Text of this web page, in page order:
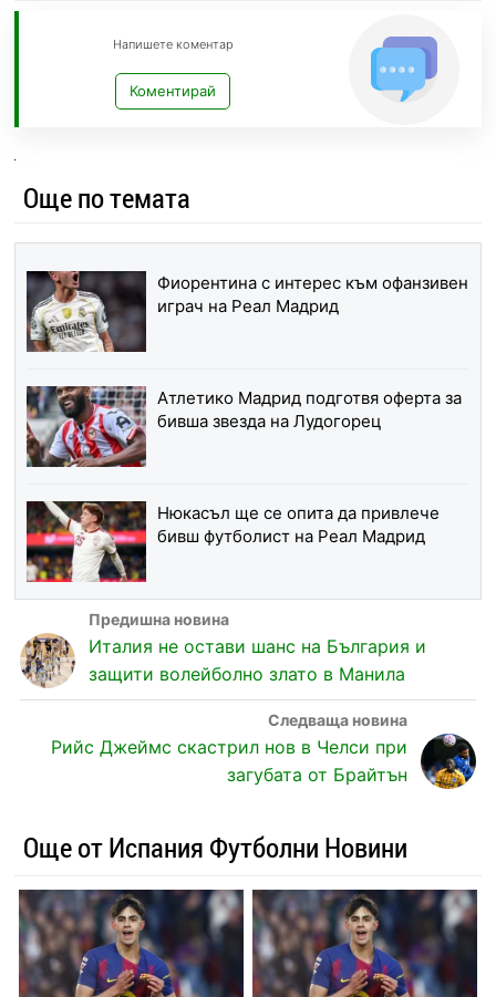
Напишете коментар
Коментирай
Още по темата
Фиорентина с интерес към офанзивен
играч на Реал Мадрид
Атлетико Мадрид подготвя оферта за
бивша звезда на Лудогорец
Нюкасъл ще се опита да привлече
бивш футболист на Реал Мадрид
Италия не остави шанс на България и
защити волейболно злато в Манила
Рийс Джеймс скастрил нов в Челси при
загубата от Брайтън
Още от Испания Футболни Новини